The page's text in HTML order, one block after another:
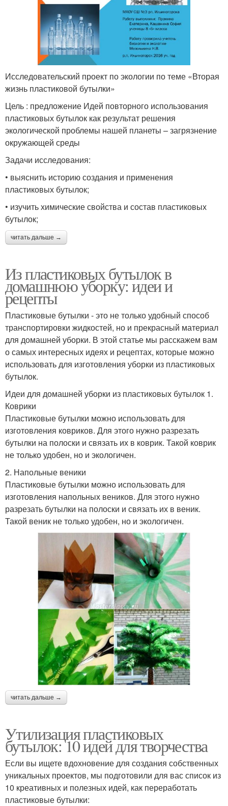
Исследовательский проект по экологии по теме «Вторая
жизнь пластиковой бутылки»
Цель : предложение Идей повторного использования
пластиковых бутылок как результат решения
экологической проблемы нашей планеты – загрязнение
окружающей среды
Задачи исследования:
• выяснить историю создания и применения
пластиковых бутылок;
• изучить химические свойства и состав пластиковых
бутылок;
читать дальше →
Из пластиковых бутылок в
домашнюю уборку: идеи и
рецепты
Пластиковые бутылки - это не только удобный способ
транспортировки жидкостей, но и прекрасный материал
для домашней уборки. В этой статье мы расскажем вам
о самых интересных идеях и рецептах, которые можно
использовать для изготовления уборки из пластиковых
бутылок.
Идеи для домашней уборки из пластиковых бутылок 1.
Коврики
Пластиковые бутылки можно использовать для
изготовления ковриков. Для этого нужно разрезать
бутылки на полоски и связать их в коврик. Такой коврик
не только удобен, но и экологичен.
2. Напольные веники
Пластиковые бутылки можно использовать для
изготовления напольных веников. Для этого нужно
разрезать бутылки на полоски и связать их в веник.
Такой веник не только удобен, но и экологичен.
читать дальше →
Утилизация пластиковых
бутылок: 10 идей для творчества
Если вы ищете вдохновение для создания собственных
уникальных проектов, мы подготовили для вас список из
10 креативных и полезных идей, как переработать
пластиковые бутылки: